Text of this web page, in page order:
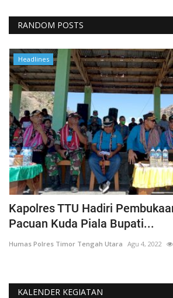
RANDOM POSTS
Headlines
Kapolres TTU Hadiri
Pacuan Kuda Piala Bupati...
Humas Polres Timor Tengah Utara Agu 4, 2022
KALENDER KEGIATAN